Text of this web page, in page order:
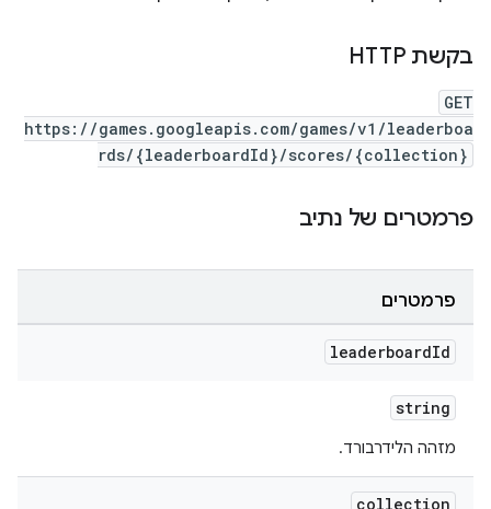
בקשת HTTP
GET
https://games.googleapis.com/games/v1/leaderboa
rds/{leaderboardId}/scores/{collection}
פרמטרים של נתיב
פרמטרים
leaderboardId
string
מזהה הלידרבורד.
collection